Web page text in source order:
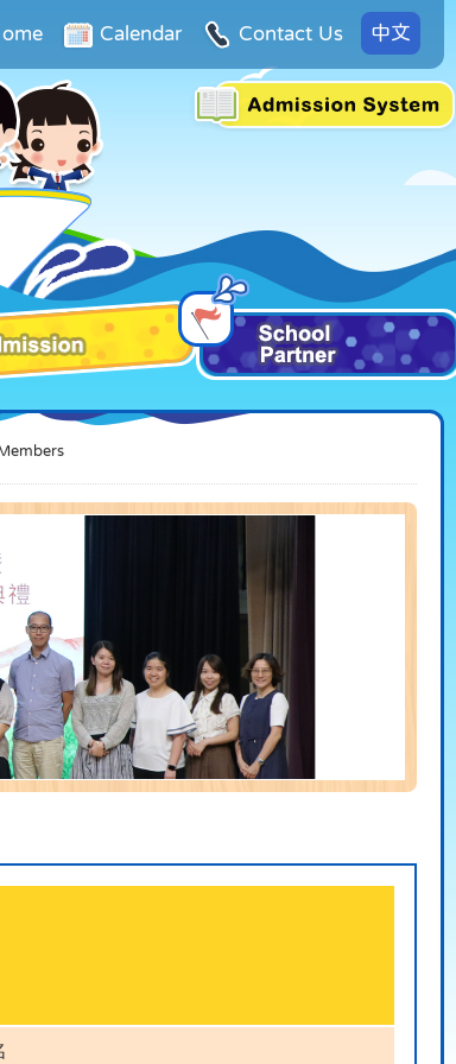
Calendar Contact Us 中文